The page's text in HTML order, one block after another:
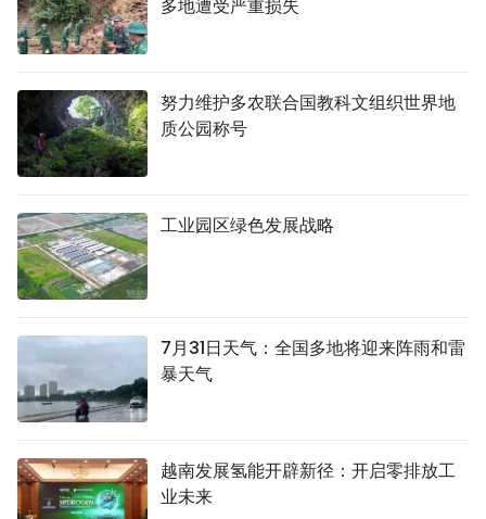
多地遭受严重损失
努力维护多农联合国教科文组织世界地
质公园称号
工业园区绿色发展战略
7月31日天气：全国多地将迎来阵雨和雷
暴天气
越南发展氢能开辟新径：开启零排放工
业未来